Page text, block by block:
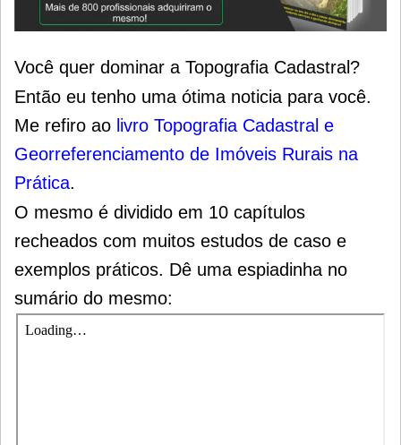
Você quer dominar a Topografia Cadastral?
Então eu tenho uma ótima noticia para você.
Me refiro ao livro Topografia Cadastral e
Georreferenciamento de Imóveis Rurais na
Prática.
O mesmo é dividido em 10 capítulos
recheados com muitos estudos de caso e
exemplos práticos. Dê uma espiadinha no
sumário do mesmo: